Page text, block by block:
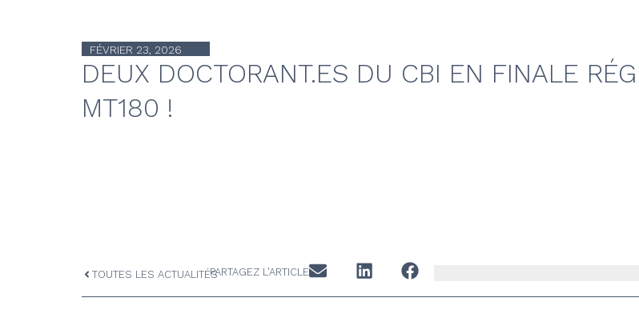
FÉVRIER 23, 2026
DEUX DOCTORANT.ES DU CBI EN FINALE
MT180 !
TOUTES LES ACTUALITÉSPARTAGEZ L'ARTICLE